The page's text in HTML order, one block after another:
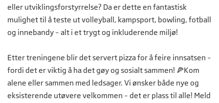
eller utviklingsforstyrrelse? Da er dette en fantastisk
mulighet til å teste ut volleyball, kampsport, bowling, fotball
og innebandy – alt i et trygt og inkluderende miljø!
Etter treningene blir det servert pizza for å feire innsatsen –
fordi det er viktig å ha det gøy og sosialt sammen! 🍕Kom
alene eller sammen med ledsager. Vi ønsker både nye og
eksisterende utøvere velkommen – det er plass til alle! Meld